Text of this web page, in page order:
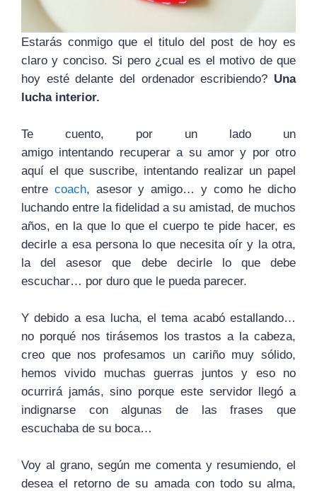
Estarás conmigo que el titulo del post de hoy es
claro y conciso. Si pero ¿cual es el motivo de que
hoy esté delante del ordenador escribiendo? Una
lucha interior.
Te cuento, por un lado un
amigo intentando recuperar a su amor y por otro
aquí el que suscribe, intentando realizar un papel
entre coach, asesor y amigo… y como he dicho
luchando entre la fidelidad a su amistad, de muchos
años, en la que lo que el cuerpo te pide hacer, es
decirle a esa persona lo que necesita oír y la otra,
la del asesor que debe decirle lo que debe
escuchar… por duro que le pueda parecer.
Y debido a esa lucha, el tema acabó estallando…
no porqué nos tirásemos los trastos a la cabeza,
creo que nos profesamos un cariño muy sólido,
hemos vivido muchas guerras juntos y eso no
ocurrirá jamás, sino porque este servidor llegó a
indignarse con algunas de las frases que
escuchaba de su boca…
Voy al grano,según me comenta y resumiendo, el
desea el retorno de su amada con todo su alma,